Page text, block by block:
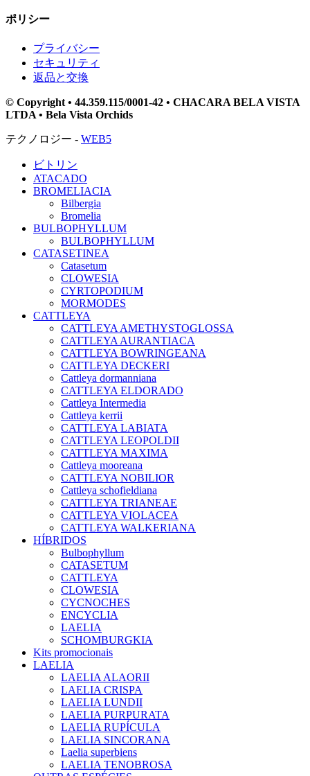
ポリシー
プライバシー
セキュリティ
返品と交換
© Copyright • 44.359.115/0001-42 • CHACARA BELA VISTA
LTDA • Bela Vista Orchids
テクノロジー - WEB5
ビトリン
ATACADO
BROMELIACIA
Bilbergia
Bromelia
BULBOPHYLLUM
BULBOPHYLLUM
CATASETINEA
Catasetum
CLOWESIA
CYRTOPODIUM
MORMODES
CATTLEYA
CATTLEYA AMETHYSTOGLOSSA
CATTLEYA AURANTIACA
CATTLEYA BOWRINGEANA
CATTLEYA DECKERI
Cattleya dormanniana
CATTLEYA ELDORADO
Cattleya Intermedia
Cattleya kerrii
CATTLEYA LABIATA
CATTLEYA LEOPOLDII
CATTLEYA MAXIMA
Cattleya mooreana
CATTLEYA NOBILIOR
Cattleya schofieldiana
CATTLEYA TRIANEAE
CATTLEYA VIOLACEA
CATTLEYA WALKERIANA
HÍBRIDOS
Bulbophyllum
CATASETUM
CATTLEYA
CLOWESIA
CYCNOCHES
ENCYCLIA
LAELIA
SCHOMBURGKIA
Kits promocionais
LAELIA
LAELIA ALAORII
LAELIA CRISPA
LAELIA LUNDII
LAELIA PURPURATA
LAELIA RUPÍCULA
LAELIA SINCORANA
Laelia superbiens
LAELIA TENOBROSA